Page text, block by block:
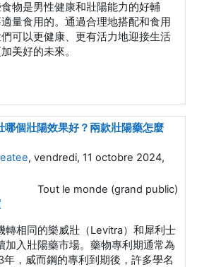
物是男性健康和壯陽能力的好輔
量食用的。通過合理地搭配和食用
可以更健康、更有活力地迎接生活
美好的未來。
哪個壯陽效果好？兩款壯陽藥怎麼
, vendredi, 11 octobre 2024,
Tout le monde (grand public)
轉相同的樂威壯（Levitra）和犀利士
加入壯陽藥市場。藥物專利期通常為
，威而鋼的專利到期後，許多學名